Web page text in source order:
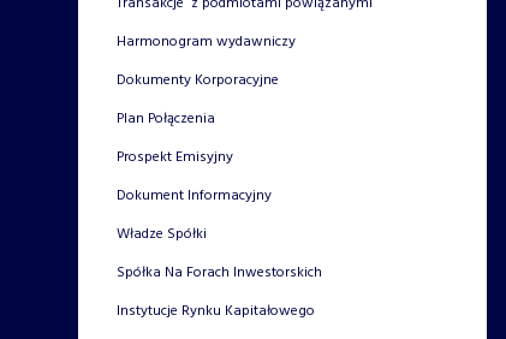
Harmonogram wydawniczy
Dokumenty Korporacyjne
Plan Połączenia
Prospekt Emisyjny
Dokument Informacyjny
Władze Spółki
Spółka Na Forach Inwestorskich
Instytucje Rynku Kapitałowego